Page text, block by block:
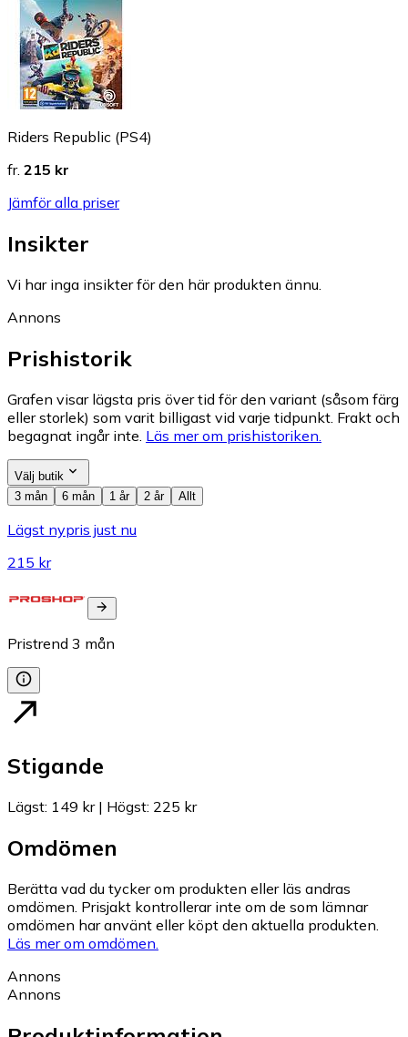
Riders Republic (PS4)
fr. 215 kr
Jämför alla priser
Insikter
Vi har inga insikter för den här produkten ännu.
Annons
Prishistorik
Grafen visar lägsta pris över tid för den variant (såsom färg
eller storlek) som varit billigast vid varje tidpunkt. Frakt och
begagnat ingår inte. Läs mer om prishistoriken.
Välj butik
3 mån
6 mån 1 år 2 år Allt
Lägst nypris just nu
215 kr
Pristrend 3 mån
Stigande
Lägst: 149 kr| Högst: 225 kr
Omdömen
Berätta vad du tycker om produkten eller läs andras
omdömen. Prisjakt kontrollerar inte om de som lämnar
omdömen har använt eller köpt den aktuella produkten.
Läs mer om omdömen.
Annons
Annons